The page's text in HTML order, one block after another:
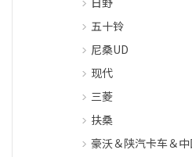
五十铃
尼桑UD
现代
三菱
扶桑
豪沃＆陕汽卡车＆